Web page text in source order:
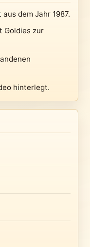
dem Jahr 1987.
Goldies zur
hinterlegt.